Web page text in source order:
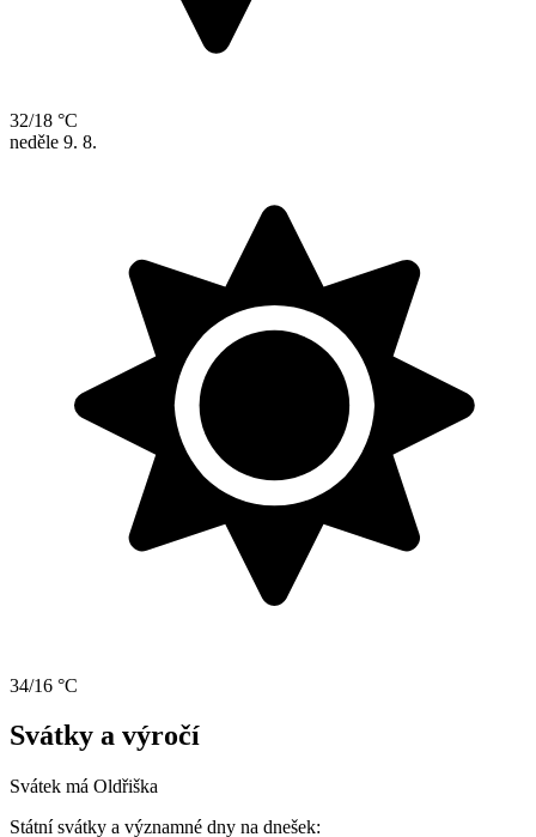
32/18 °C
neděle 9. 8.
34/16 °C
Svátky a výročí
Svátek má Oldřiška
Státní svátky a významné dny na dnešek: